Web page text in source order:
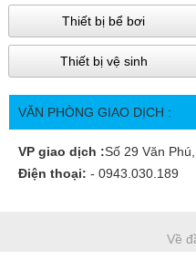
Thiết bị bể bơi
Thiết bị vệ sinh
VĂN PHÒNG GIAO DỊCH :
VP giao dịch :Số 29 Văn
Điện thoại: - 0943.030.189
Về